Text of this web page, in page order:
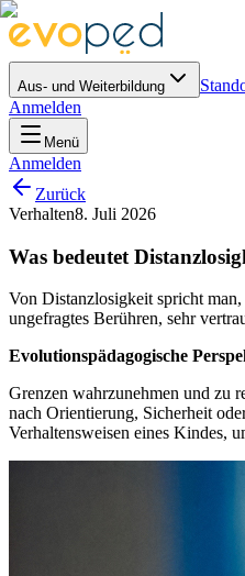
Aus- und Weiterbildung
Anmelden
Menü
Anmelden
Zurück
Verhalten8. Juli 2026
Was bedeutet
Von Distanzlosigkeit spricht
ungefragtes Berühren, sehr
Evolutionspädagogische
Grenzen wahrzunehmen und zu
nach Orientierung, Sicherheit
Verhaltensweisen eines Kindes,